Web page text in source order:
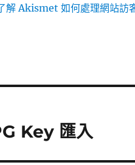
解 Akismet 如何處理網站訪
Key 匯入